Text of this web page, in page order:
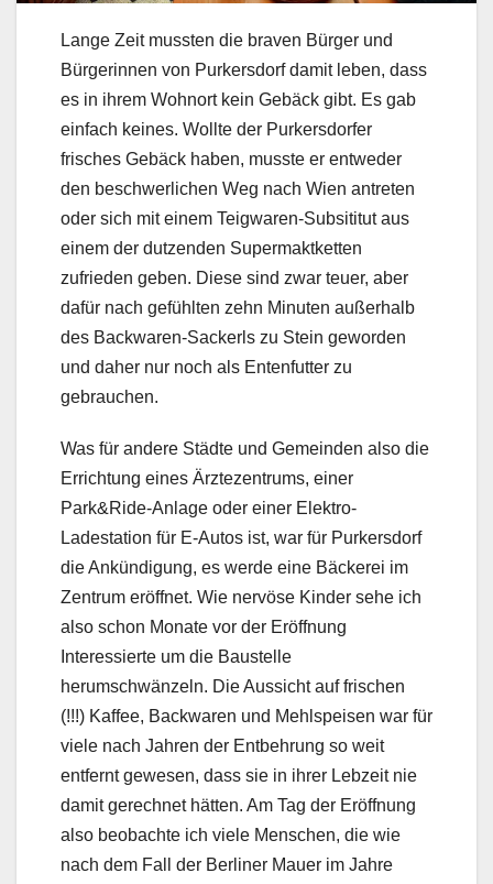
Lange Zeit mussten die braven Bürger und
Bürgerinnen von Purkersdorf damit leben, dass
es in ihrem Wohnort kein Gebäck gibt. Es gab
einfach keines. Wollte der Purkersdorfer
frisches Gebäck haben, musste er entweder
den beschwerlichen Weg nach Wien antreten
oder sich mit einem Teigwaren-Subsititut aus
einem der dutzenden Supermaktketten
zufrieden geben. Diese sind zwar teuer, aber
dafür nach gefühlten zehn Minuten außerhalb
des Backwaren-Sackerls zu Stein geworden
und daher nur noch als Entenfutter zu
gebrauchen.
Was für andere Städte und Gemeinden also die
Errichtung eines Ärztezentrums, einer
Park&Ride-Anlage oder einer Elektro-
Ladestation für E-Autos ist, war für Purkersdorf
die Ankündigung, es werde eine Bäckerei im
Zentrum eröffnet. Wie nervöse Kinder sehe ich
also schon Monate vor der Eröffnung
Interessierte um die Baustelle
herumschwänzeln. Die Aussicht auf frischen
(!!!) Kaffee, Backwaren und Mehlspeisen war für
viele nach Jahren der Entbehrung so weit
entfernt gewesen, dass sie in ihrer Lebzeit nie
damit gerechnet hätten. Am Tag der Eröffnung
also beobachte ich viele Menschen, die wie
nach dem Fall der Berliner Mauer im Jahre